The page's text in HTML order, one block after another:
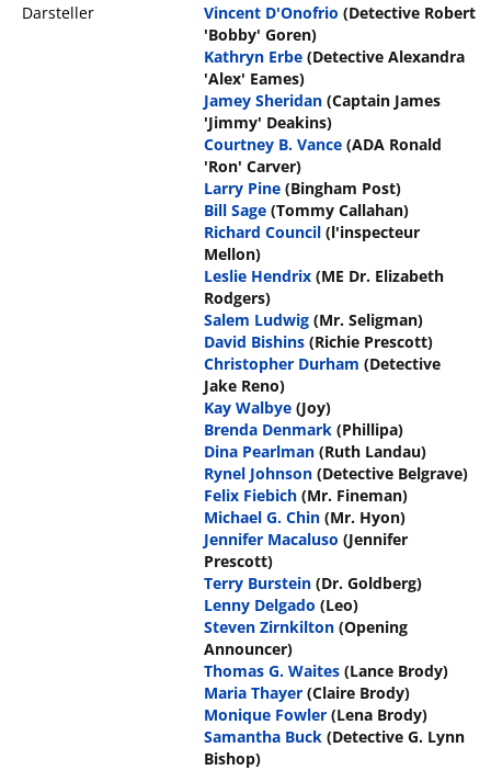
Darsteller
Vincent D'Onofrio (Detective Robert
'Bobby' Goren)
Kathryn Erbe (Detective Alexandra
'Alex' Eames)
Jamey Sheridan (Captain James
'Jimmy' Deakins)
Courtney B. Vance (ADA Ronald
'Ron' Carver)
Larry Pine (Bingham Post)
Bill Sage (Tommy Callahan)
Richard Council (l'inspecteur
Mellon)
Leslie Hendrix (ME Dr. Elizabeth
Rodgers)
Salem Ludwig (Mr. Seligman)
David Bishins (Richie Prescott)
Christopher Durham (Detective
Jake Reno)
Kay Walbye (Joy)
Brenda Denmark (Phillipa)
Dina Pearlman (Ruth Landau)
Rynel Johnson (Detective Belgrave)
Felix Fiebich (Mr. Fineman)
Michael G. Chin (Mr. Hyon)
Jennifer Macaluso (Jennifer
Prescott)
Terry Burstein (Dr. Goldberg)
Lenny Delgado (Leo)
Steven Zirnkilton (Opening
Announcer)
Thomas G. Waites (Lance Brody)
Maria Thayer (Claire Brody)
Monique Fowler (Lena Brody)
Samantha Buck (Detective G. Lynn
Bishop)